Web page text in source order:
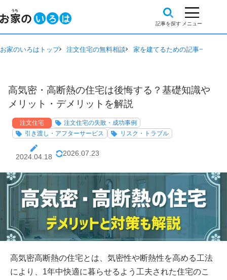
お家のいろはトップ 注文住宅の無料相談 家を建てるための記事一覧
高気密・高断熱の住宅は後悔する？基礎知識や
メリット・デメリットを解説
注文住宅
注文住宅の失敗・成功事例
引き渡し・アフターサービス
リスク・トラブル
2024.04.18 2026.07.23
高気密高断熱の住宅とは、気密性や断熱性を高める工法
により、1年中快適に暮らせるよう工夫された住宅のこ